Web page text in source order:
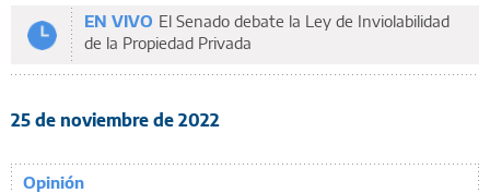
EN VIVO El Senado debate la Ley de Inviolabilidad
de la Propiedad Privada
25 de noviembre de 2022
Opinión